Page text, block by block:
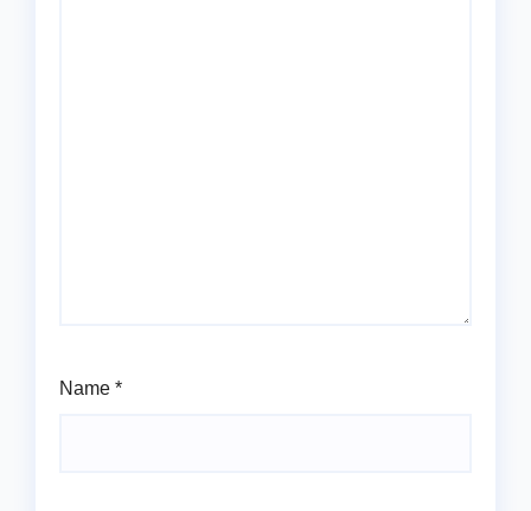
Name *